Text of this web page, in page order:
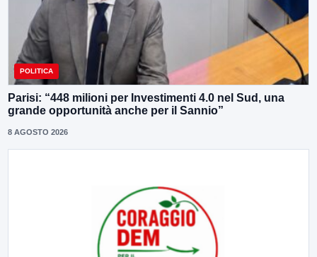
POLITICA
Parisi: “448 milioni per Investimenti 4.0 nel Sud, una
grande opportunità anche per il Sannio”
8 AGOSTO 2026